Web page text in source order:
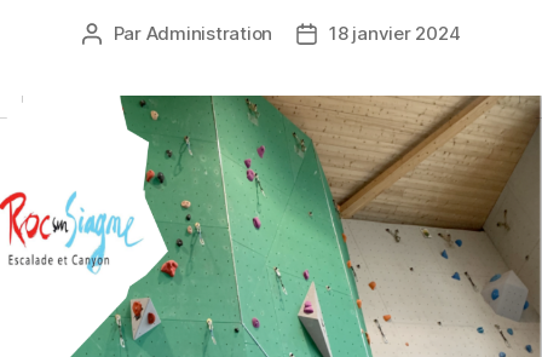
Auteur
Par Administration
Date18 janvier 2024